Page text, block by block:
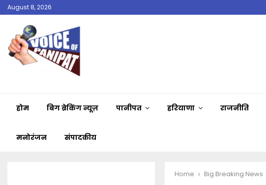
August 8, 2026
होम बिग ब्रेकिंग न्यूज़ पानीपत हरियाणा राजनीति
मनोरंजन संपादकीय
Home Big Breaking News